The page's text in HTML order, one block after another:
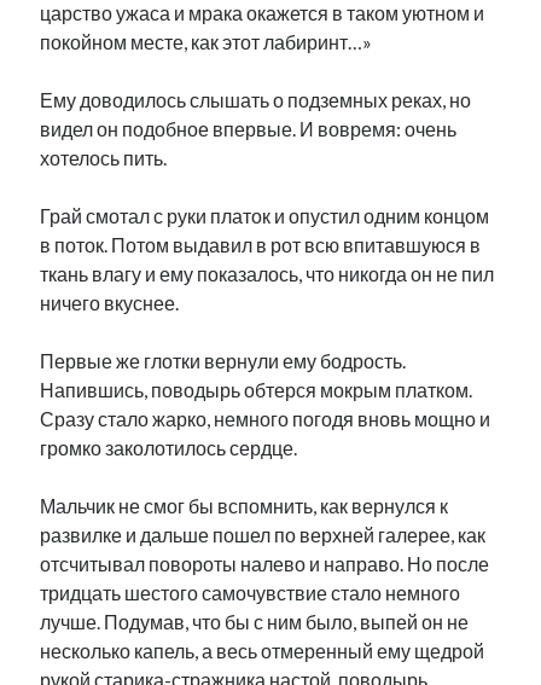
царство ужаса и мрака окажется в таком уютном и
покойном месте, как этот лабиринт…»
Ему доводилось слышать о подземных реках, но
видел он подобное впервые. И вовремя: очень
хотелось пить.
Грай смотал с руки платок и опустил одним концом
в поток. Потом выдавил в рот всю впитавшуюся в
ткань влагу и ему показалось, что никогда он не пил
ничего вкуснее.
Первые же глотки вернули ему бодрость.
Напившись, поводырь обтерся мокрым платком.
Сразу стало жарко, немного погодя вновь мощно и
громко заколотилось сердце.
Мальчик не смог бы вспомнить, как вернулся к
развилке и дальше пошел по верхней галерее, как
отсчитывал повороты налево и направо. Но после
тридцать шестого самочувствие стало немного
лучше. Подумав, что бы с ним было, выпей он не
несколько капель, а весь отмеренный ему щедрой
рукой старика-стражника настой, поводырь